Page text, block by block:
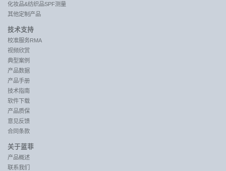
化妆品&纺织品SPF测量
其他定制产品
技术支持
校准服务RMA
视频欣赏
典型案例
产品数据
产品手册
技术指南
软件下载
产品质保
意见反馈
合同条款
关于蓝菲
产品概述
联系我们